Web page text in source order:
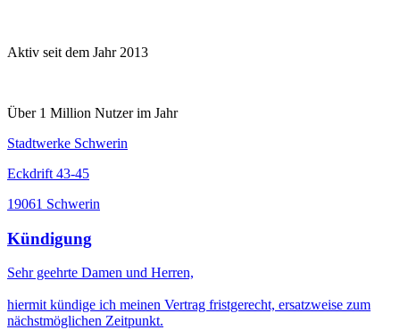
Aktiv seit dem Jahr 2013
Über 1 Million Nutzer im Jahr
Stadtwerke Schwerin
Eckdrift 43-45
19061 Schwerin
Kündigung
Sehr geehrte Damen und Herren,
hiermit kündige ich meinen Vertrag fristgerecht, ersatzweise zum
nächstmöglichen Zeitpunkt.